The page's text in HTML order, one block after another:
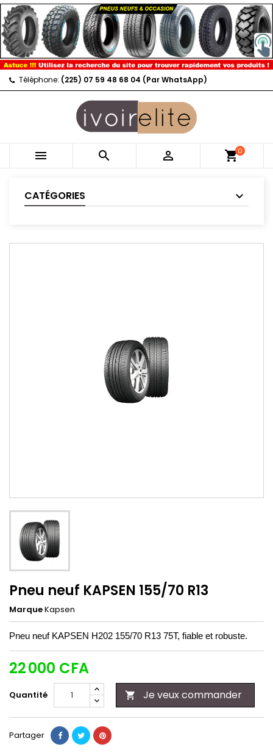
Téléphone: (225) 07 59 48 68 04 (Par WhatsApp)
   shopping_cart0
CATÉGORIES
Pneu neuf KAPSEN 155/70 R13
MarqueKapsen
Pneu neuf KAPSEN H202 155/70 R13 75T, fiable et robuste.
22 000 CFA
Quantité  Je veux commander
Partager